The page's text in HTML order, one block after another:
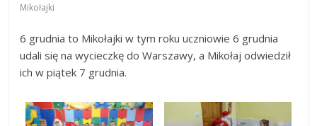
Mikołajki
6 grudnia to Mikołajki w tym roku uczniowie 6 grudnia
udali się na wycieczkę do Warszawy, a Mikołaj odwiedził
ich w piątek 7 grudnia.